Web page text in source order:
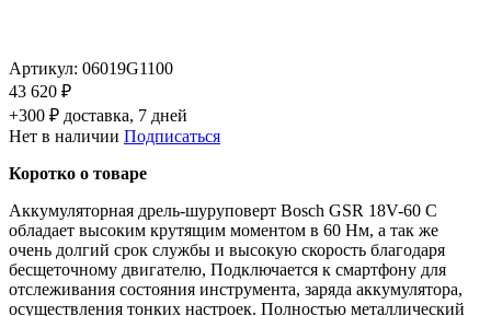
Артикул: 06019G1100
43 620 ₽
+300 ₽ доставка, 7 дней
Нет в наличии Подписаться
Коротко о товаре
Аккумуляторная дрель-шуруповерт Bosch GSR 18V-60 C
обладает высоким крутящим моментом в 60 Нм, а так же
очень долгий срок службы и высокую скорость благодаря
бесщеточному двигателю, Подключается к смартфону для
отслеживания состояния инструмента, заряда аккумулятора,
осуществления тонких настроек. Полностью металлический